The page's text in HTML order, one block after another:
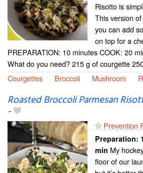
Risotto is
This version
you can add
on top for a
PREPARATION: 10 minutes COOK: 20
What do you need? 215 g of courgette
Courgettes
Broccoli Mushroom
Roasted Broccoli Parmesan
-
Prevention
Preparation:
min My
floor of our